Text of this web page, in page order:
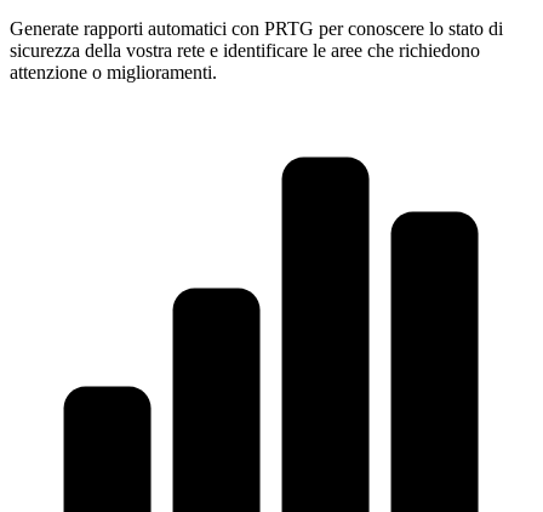
Generate rapporti automatici con PRTG per conoscere lo stato di
sicurezza della vostra rete e identificare le aree che richiedono
attenzione o miglioramenti.